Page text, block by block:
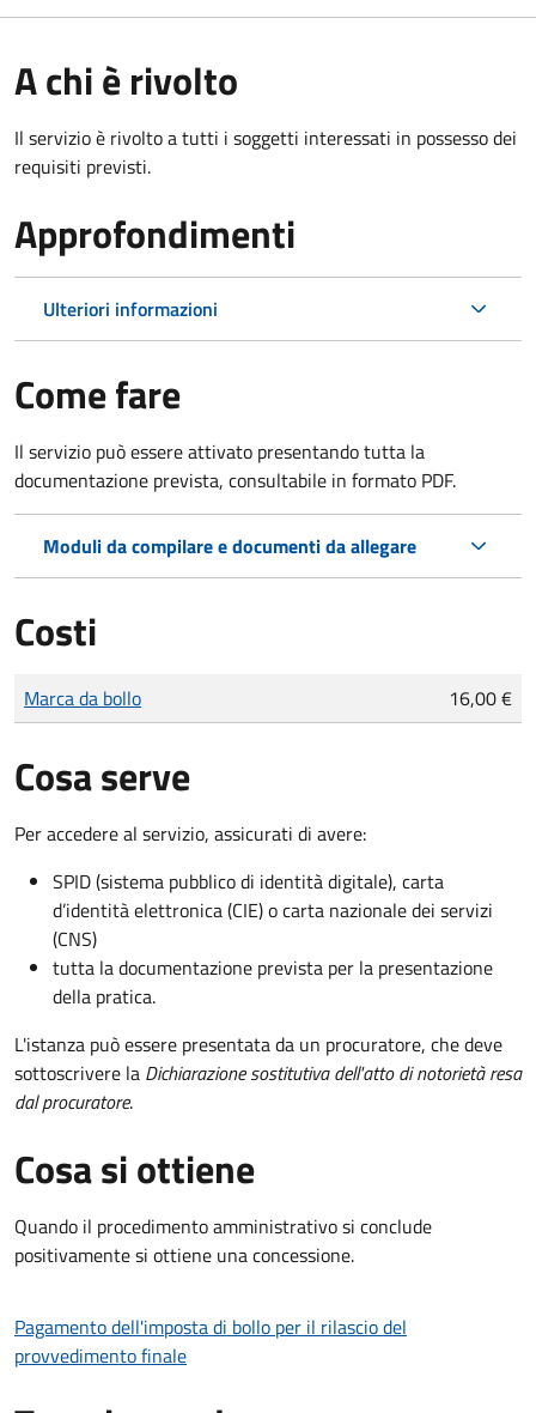
A chi è rivolto
Il servizio è rivolto a tutti i soggetti interessati in possesso dei
requisiti previsti.
Approfondimenti
Ulteriori informazioni
Come fare
Il servizio può essere attivato presentando tutta la
documentazione prevista, consultabile in formato PDF.
Moduli da compilare e documenti da allegare
Costi
Tipo di pagamento
Importo
Marca da bollo 16,00 €
Cosa serve
Per accedere al servizio, assicurati di avere:
SPID (sistema pubblico di identità digitale), carta
d’identità elettronica (CIE) o carta nazionale dei servizi
(CNS)
tutta la documentazione prevista per la presentazione
della pratica.
L'istanza può essere presentata da un procuratore, che deve
sottoscrivere la Dichiarazione sostitutiva dell'atto di notorietà resa
dal procuratore.
Cosa si ottiene
Quando il procedimento amministrativo si conclude
positivamente si ottiene una concessione.
Pagamento dell'imposta di bollo per il rilascio del
provvedimento finale